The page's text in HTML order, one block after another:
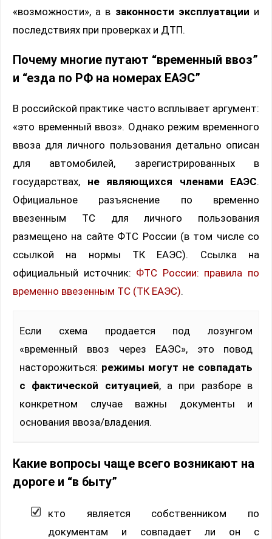
«возможности», а в законности эксплуатации и
последствиях при проверках и ДТП.
Почему многие путают “временный ввоз”
и “езда по РФ на номерах ЕАЭС”
В российской практике часто всплывает аргумент:
«это временный ввоз». Однако режим временного
ввоза для личного пользования детально описан
для автомобилей, зарегистрированных в
государствах, не являющихся членами ЕАЭС.
Официальное разъяснение по временно
ввезенным ТС для личного пользования
размещено на сайте ФТС России (в том числе со
ссылкой на нормы ТК ЕАЭС). Ссылка на
официальный источник: ФТС России: правила по
временно ввезенным ТС (ТК ЕАЭС).
Если схема продается под лозунгом
«временный ввоз через ЕАЭС», это повод
насторожиться: режимы могут не совпадать
с фактической ситуацией, а при разборе в
конкретном случае важны документы и
основания ввоза/владения.
Какие вопросы чаще всего возникают на
дороге и “в быту”
кто является собственником по
документам и совпадает ли он с